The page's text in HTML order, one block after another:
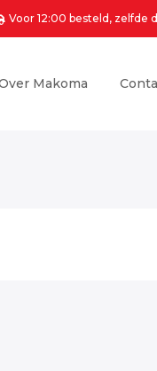
Voor 12:00 besteld, zelfde
Makoma